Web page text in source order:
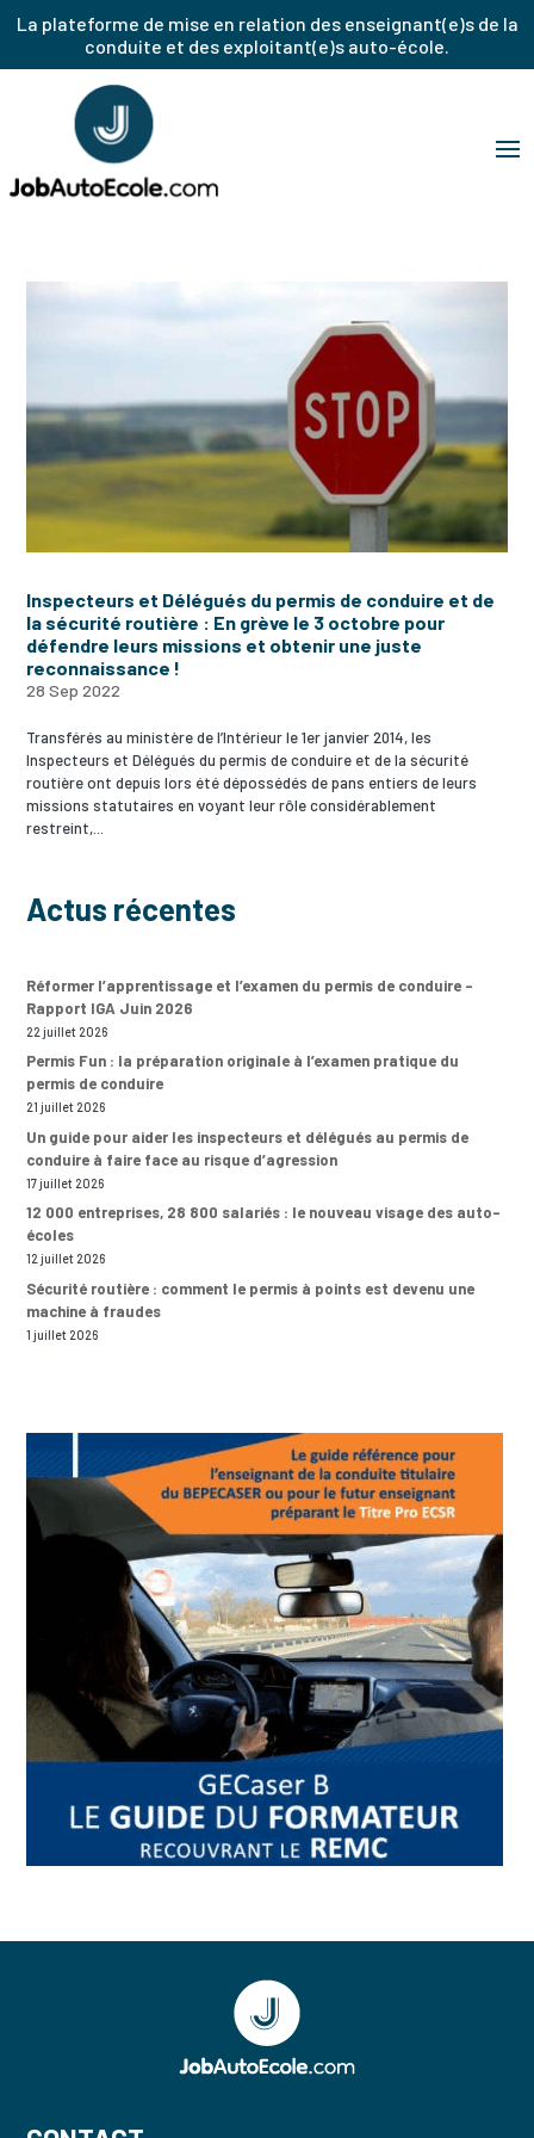
La plateforme de mise en relation des enseignant(e)s de la
conduite et des exploitant(e)s auto-école.
Inspecteurs et Délégués du permis de conduire et de
la sécurité routière : En grève le 3 octobre pour
défendre leurs missions et obtenir une juste
reconnaissance !
28 Sep 2022
Transférés au ministère de l’Intérieur le 1er janvier 2014, les
Inspecteurs et Délégués du permis de conduire et de la sécurité
routière ont depuis lors été dépossédés de pans entiers de leurs
missions statutaires en voyant leur rôle considérablement
restreint,...
Actus récentes
Réformer l’apprentissage et l’examen du permis de conduire –
Rapport IGA Juin 2026
22 juillet 2026
Permis Fun : la préparation originale à l’examen pratique du
permis de conduire
21 juillet 2026
Un guide pour aider les inspecteurs et délégués au permis de
conduire à faire face au risque d’agression
17 juillet 2026
12 000 entreprises, 28 800 salariés : le nouveau visage des auto-
écoles
12 juillet 2026
Sécurité routière : comment le permis à points est devenu une
machine à fraudes
1 juillet 2026